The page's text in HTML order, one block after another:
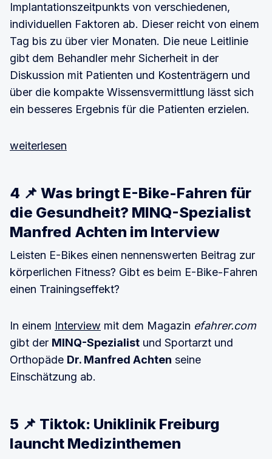
Implantationszeitpunkts von verschiedenen,
individuellen Faktoren ab. Dieser reicht von einem
Tag bis zu über vier Monaten. Die neue Leitlinie
gibt dem Behandler mehr Sicherheit in der
Diskussion mit Patienten und Kostenträgern und
über die kompakte Wissensvermittlung lässt sich
ein besseres Ergebnis für die Patienten erzielen.
weiterlesen
4 📌 Was bringt E-Bike-Fahren für
die Gesundheit? MINQ-Spezialist
Manfred Achten im Interview
Leisten E-Bikes einen nennenswerten Beitrag zur
körperlichen Fitness? Gibt es beim E-Bike-Fahren
einen Trainingseffekt?
In einem Interview mit dem Magazin efahrer.com
gibt der MINQ-Spezialist und Sportarzt und
Orthopäde Dr. Manfred Achten seine
Einschätzung ab.
5 📌 Tiktok: Uniklinik Freiburg
launcht Medizinthemen